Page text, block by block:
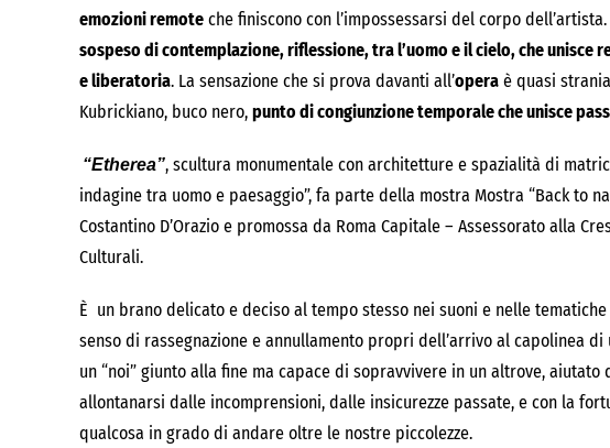
emozioni remote che finiscono con l’impossessarsi del corpo dell’artista.
sospeso di contemplazione, riflessione, tra l’uomo e il cielo, che unisce
e liberatoria. La sensazione che si prova davanti all’opera è quasi
Kubrickiano, buco nero, punto di congiunzione temporale che unisce
“Etherea”, scultura monumentale con architetture e spazialità di
indagine tra uomo e paesaggio”, fa parte della mostra Mostra “Back to
Costantino D’Orazio e promossa da Roma Capitale – Assessorato alla
Culturali.
È un brano delicato e deciso al tempo stesso nei suoni e nelle
senso di rassegnazione e annullamento propri dell’arrivo al capolinea
un “noi” giunto alla fine ma capace di sopravvivere in un altrove,
allontanarsi dalle incomprensioni, dalle insicurezze passate, e con la
qualcosa in grado di andare oltre le nostre piccolezze.